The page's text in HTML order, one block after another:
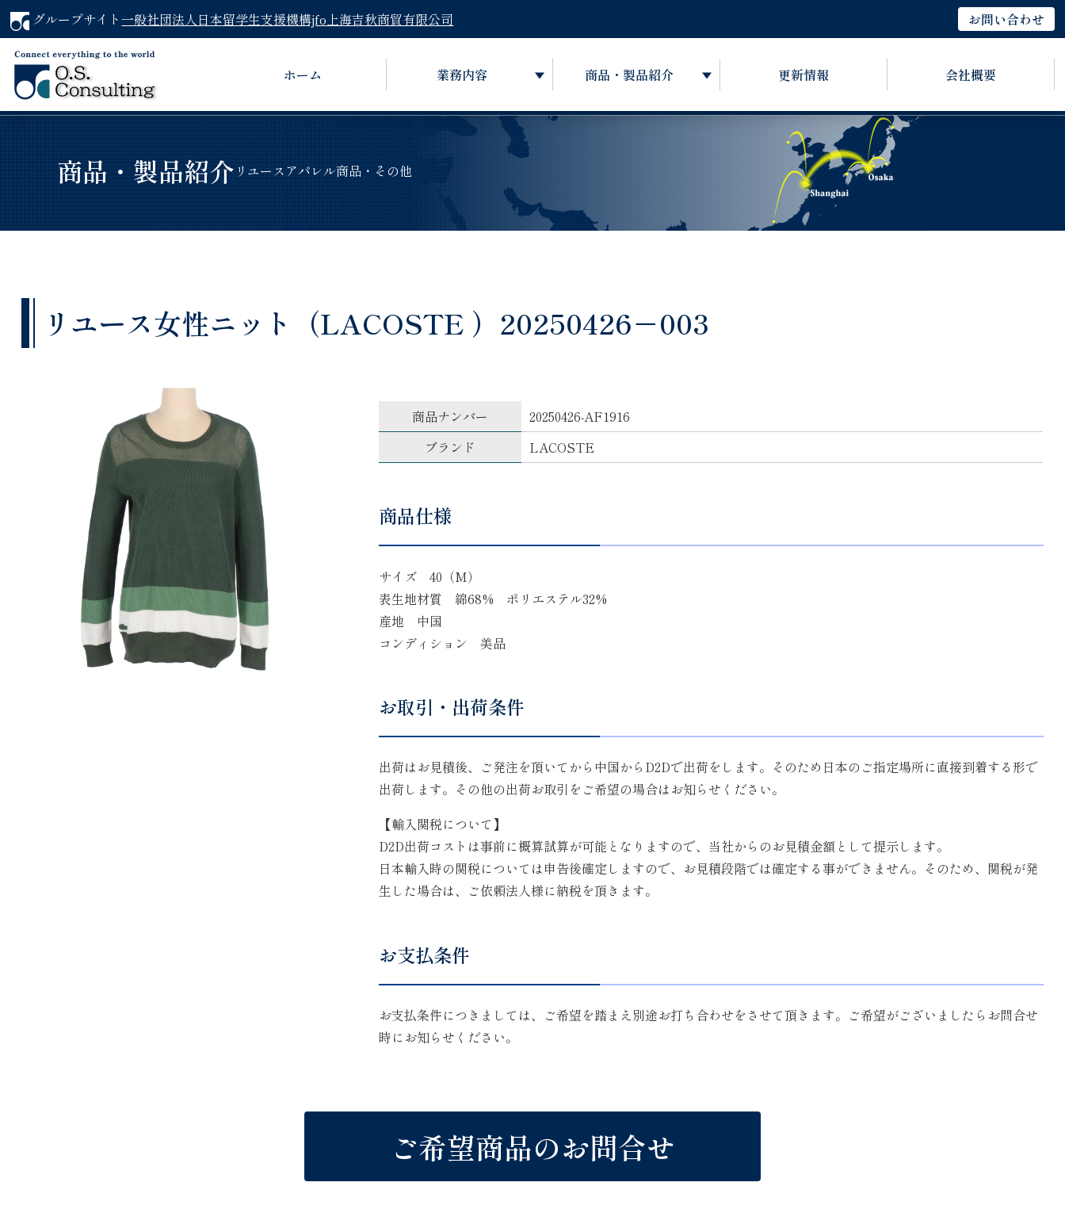
グループサイト 一般社団法人日本留学生支援機構jfo 上海吉秋商貿有限公司 お問い合わせ
ホーム 業務内容 商品・製品紹介 更新情報 会社概要
商品・製品紹介 リユースアパレル商品・その他
リユース女性ニット（LACOSTE ）20250426－003
商品ナンバー
20250426‐AF1916
ブランド
LACOSTE
商品仕様
サイズ 40（M）
表生地材質 綿68% ポリエステル32%
産地 中国
コンディション 美品
お取引・出荷条件
出荷はお見積後、ご発注を頂いてから中国からD2Dで出荷をします。そのため日本のご指定場所に直接到着する形で
出荷します。その他の出荷お取引をご希望の場合はお知らせください。
【輸入関税について】
D2D出荷コストは事前に概算試算が可能となりますので、当社からのお見積金額として提示します。
日本輸入時の関税については申告後確定しますので、お見積段階では確定する事ができません。そのため、関税が発
生した場合は、ご依頼法人様に納税を頂きます。
お支払条件
お支払条件につきましては、ご希望を踏まえ別途お打ち合わせをさせて頂きます。ご希望がございましたらお問合せ
時にお知らせください。
ご希望商品のお問合せ